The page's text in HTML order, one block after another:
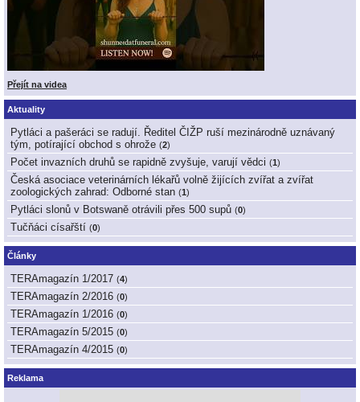
Přejít na videa
Aktuality
Pytláci a pašeráci se radují. Ředitel ČIŽP ruší mezinárodně uznávaný
tým, potírající obchod s ohrože (2)
Počet invazních druhů se rapidně zvyšuje, varují vědci (1 )
Česká asociace veterinárních lékařů volně žijících zvířat a zvířat
zoologických zahrad: Odborné stan (1 )
Pytláci slonů v Botswaně otrávili přes 500 supů (0)
Tučňáci císařští (0)
Články
TERAmagazín 1/2017 (4)
TERAmagazín 2/2016 (0)
TERAmagazín 1/2016 (0)
TERAmagazín 5/2015 (0)
TERAmagazín 4/2015 (0)
Reklama